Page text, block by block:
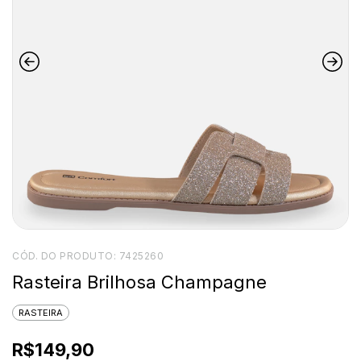
CÓD. DO PRODUTO: 7425260
Rasteira Brilhosa Champagne
RASTEIRA
R$149,90